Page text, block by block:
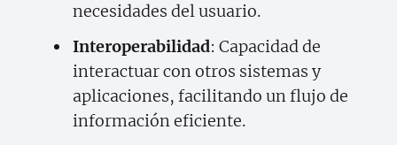
necesidades del usuario.
Interoperabilidad: Capacidad de
interactuar con otros sistemas y
aplicaciones, facilitando un flujo de
información eficiente.